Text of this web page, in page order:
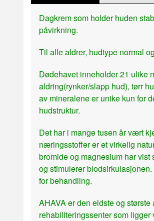
Dagkrem som holder huden
påvirkning.
Til alle aldrer, hudtype normal
Dødehavet inneholder 21 ulike
aldring(rynker/slapp hud), tørr
av mineralene er unike kun for
hudstruktur.
Det har i mange tusen år vært
næringsstoffer er et virkelig
bromide og magnesium har
og stimulerer
for behandling.
AHAVA er den eldste og
rehabiliteringssenter som